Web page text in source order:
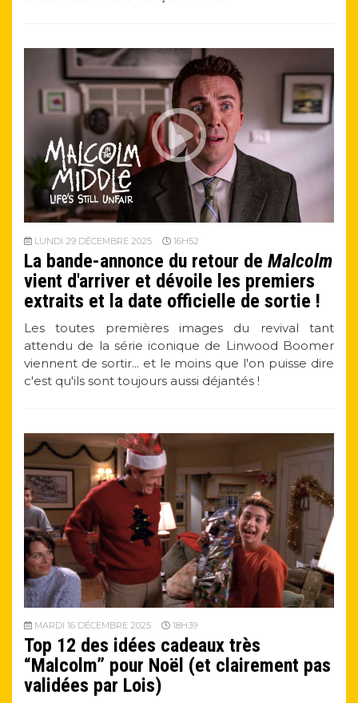
LUNDI 29 DÉCEMBRE 2025 16H52
La bande-annonce du retour de Malcolm
vient d'arriver et dévoile les premiers
extraits et la date officielle de sortie !
Les toutes premières images du revival tant
attendu de la série iconique de Linwood Boomer
viennent de sortir... et le moins que l'on puisse dire
c'est qu'ils sont toujours aussi déjantés !
MARDI 16 DÉCEMBRE 2025 18H39
Top 12 des idées cadeaux très
“Malcolm” pour Noël (et clairement pas
validées par Lois)